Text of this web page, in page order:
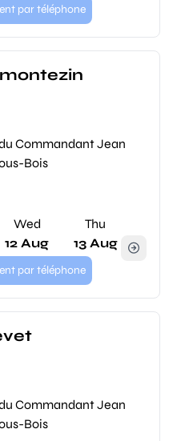
par téléphone
Commandant Jean
Bois
Wed
12 Aug
Thu
13 Aug
par téléphone
Commandant Jean
Bois